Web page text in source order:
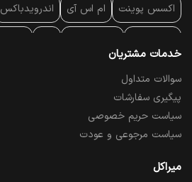
اکسس پوینت ام اس آی اندرویدباکس
پایه سقفی
پرده نمایش
تبلت و موبایل تجهیزات پسیو شبکه
تلویزیون
خدمات مشتریان
سوالات متداول
پیگیری سفارشات
سیاست حریم خصوصی
سیاست مرجوعی و عودت
میراکل